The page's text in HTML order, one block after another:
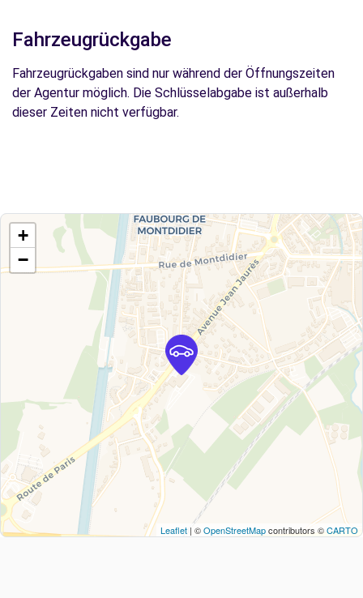
Fahrzeugrückgabe
Fahrzeugrückgaben sind nur während der Öffnungszeiten
der Agentur möglich. Die Schlüsselabgabe ist außerhalb
dieser Zeiten nicht verfügbar.
+
−
Leaflet | ©OpenStreetMapcontributors ©CARTO